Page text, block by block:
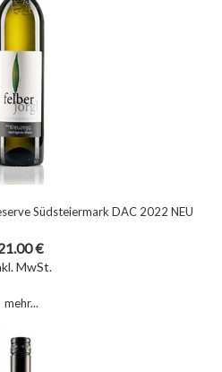
Südsteiermark DAC 2022 NEU
€
MwSt.
mehr...